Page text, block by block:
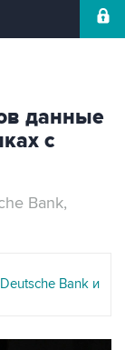
данные
с
Bank,
Bank и